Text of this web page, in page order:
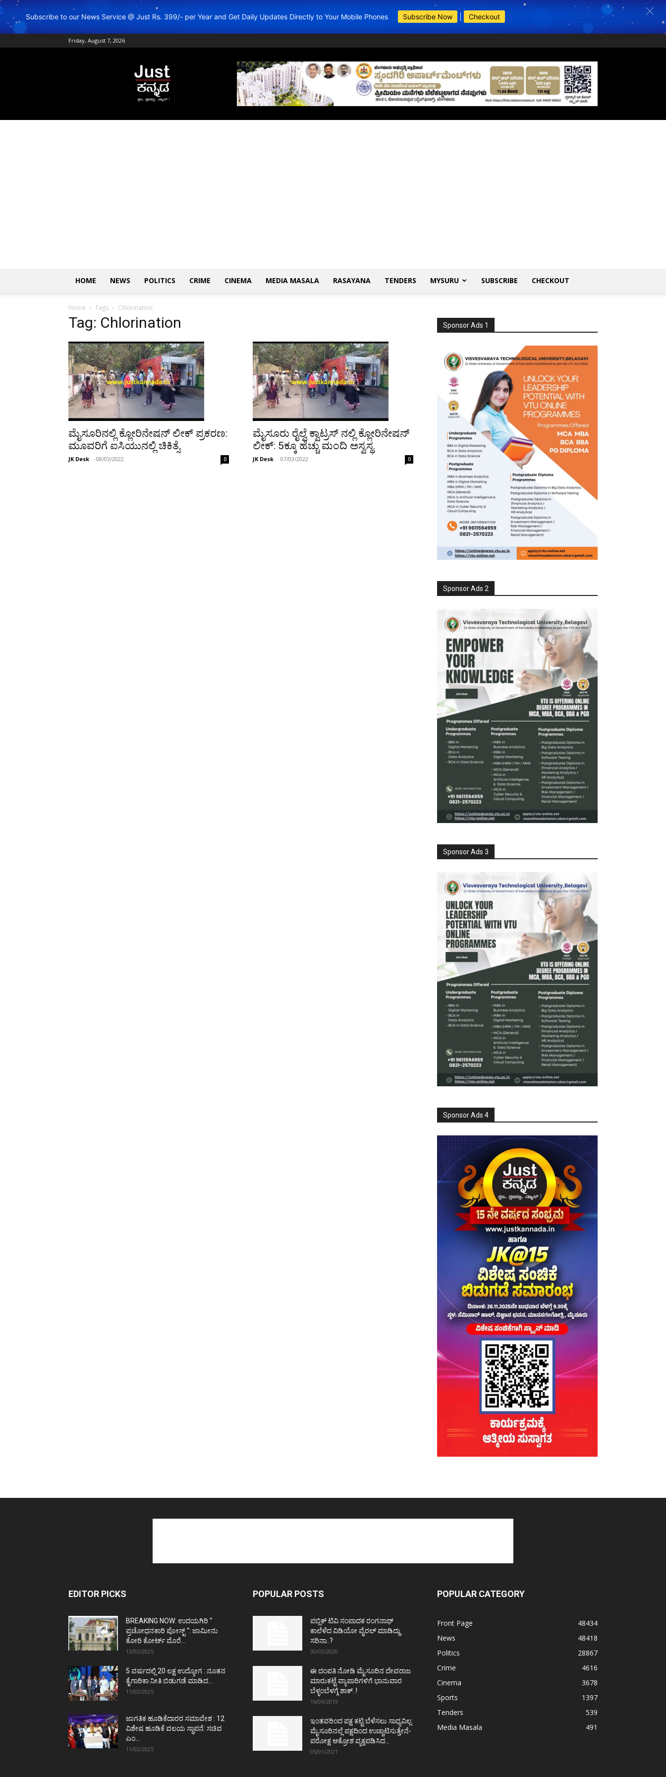
Subscribe to our News Service @ Just Rs. 399/- per Year and Get Daily Updates Directly to Your Mobile Phones Subscribe Now Checkout
Friday, August 7, 2026
Just
Kannada
–
Online
News
ಕನ್ನಡ
BDA Apartments
HOME NEWS POLITICS CRIME CINEMA MEDIA MASALA RASAYANA TENDERS MYSURU SUBSCRIBE CHECKOUT
Home Tags Chlorination
Tag: Chlorination
ಮೈಸೂರಿನಲ್ಲಿ ಕ್ಲೋರಿನೇಷನ್ ಲೀಕ್ ಪ್ರಕರಣ:
ಮೂವರಿಗೆ ಐಸಿಯುನಲ್ಲಿ ಚಿಕಿತ್ಸೆ.
JK Desk - 08/03/2022 0
ಮೈಸೂರು ರೈಲ್ವೆ ಕ್ವಾಟ್ರಸ್ ನಲ್ಲಿ ಕ್ಲೋರಿನೇಷನ್
ಲೀಕ್: 5ಕ್ಕೂ ಹೆಚ್ಚು ಮಂದಿ ಅಸ್ವಸ್ಥ.
JK Desk - 07/03/2022 0
Sponsor Ads 1
Sponsor Ads 2
Sponsor Ads 3
Sponsor Ads 4
EDITOR PICKS
BREAKING NOW: ಉದಯಗಿರಿ “
ಪ್ರಚೋಧನಕಾರಿ ಪೋಸ್ಟ್‌ “: ಜಾಮೀನು
ಕೋರಿ ಕೋರ್ಟ್‌ ಮೊರೆ...
13/02/2025
5 ವರ್ಷದಲ್ಲಿ 20 ಲಕ್ಷ ಉದ್ಯೋಗ : ನೂತನ
ಕೈಗಾರಿಕಾ ನೀತಿ ಬಿಡುಗಡೆ ಮಾಡಿದ...
11/02/2025
ಜಾಗತಿಕ ಹೂಡಿಕೆದಾರರ ಸಮಾವೇಶ : 12
ವಿಶೇಷ ಹೂಡಿಕೆ ವಲಯ ಸ್ಥಾಪನೆ: ಸಚಿವ
ಎಂ...
11/02/2025
POPULAR POSTS
ಪಬ್ಲಿಕ್ ಟಿವಿ ಸಂಪಾದಕ ರಂಗನಾಥ್
ಕಾಲೆಳೆದ ವಿಡಿಯೋ ವೈರಲ್ ಮಾಡಿದ್ದು
ಸರಿನಾ..?
30/03/2020
ಈ ದಂಪತಿ ನೋಡಿ ಮೈಸೂರಿನ ದೇವರಾಜ
ಮಾರುಕಟ್ಟೆ ವ್ಯಾಪಾರಿಗಳಿಗೆ ಭಾನುವಾರ
ಬೆಳ್ಳಂಬೆಳಗ್ಗೆ ಶಾಕ್..!
16/06/2019
ಇಂತವರಿಂದ ಪಕ್ಷ ಕಟ್ಟಿ ಬೆಳೆಸಲು ಸಾಧ್ಯವಿಲ್ಲ:
ಮೈಸೂರಿನಲ್ಲೆ ಪಕ್ಷದಿಂದ ಉಚ್ಚಾಟಿಸುತ್ತೇನೆ-
ಪರೋಕ್ಷ ಆಕ್ರೋಶ ವ್ಯಕ್ತಪಡಿಸಿದ...
05/01/2021
POPULAR CATEGORY
Front Page
48434
News
48418
Politics
28867
Crime
4616
Cinema
3678
Sports
1397
Tenders
539
Media Masala
491